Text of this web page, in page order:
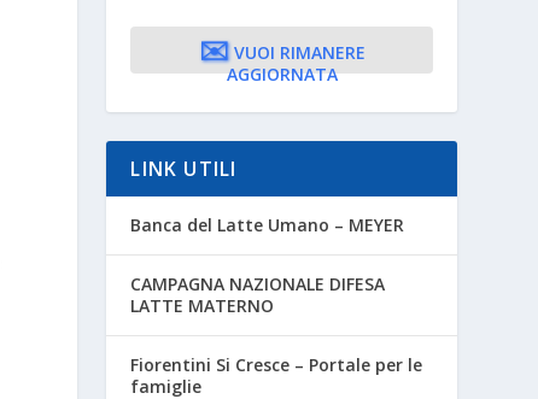
✉️ VUOI RIMANERE
AGGIORNATA
LINK UTILI
Banca del Latte Umano – MEYER
CAMPAGNA NAZIONALE DIFESA
LATTE MATERNO
Fiorentini Si Cresce – Portale per le
famiglie